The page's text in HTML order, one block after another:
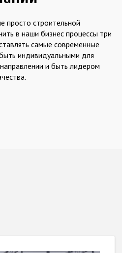
просто строительной
в наши бизнес процессы три
самые современные
индивидуальными для
и быть лидером